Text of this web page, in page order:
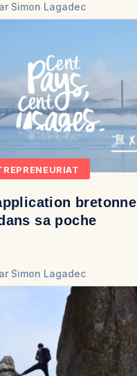
Simon Lagadec
bretonne
sa poche
Simon Lagadec